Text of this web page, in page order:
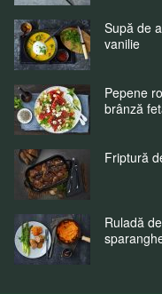
Supă de
vanilie
Pepene
brânză
Friptură
Ruladă